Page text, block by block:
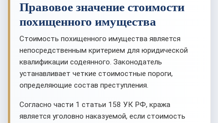
Правовое значение стоимости
похищенного имущества
Стоимость похищенного имущества является
непосредственным критерием для юридической
квалификации содеянного. Законодатель
устанавливает четкие стоимостные пороги,
определяющие состав преступления.
Согласно части 1 статьи 158 УК РФ, кража
является уголовно наказуемой, если стоимость